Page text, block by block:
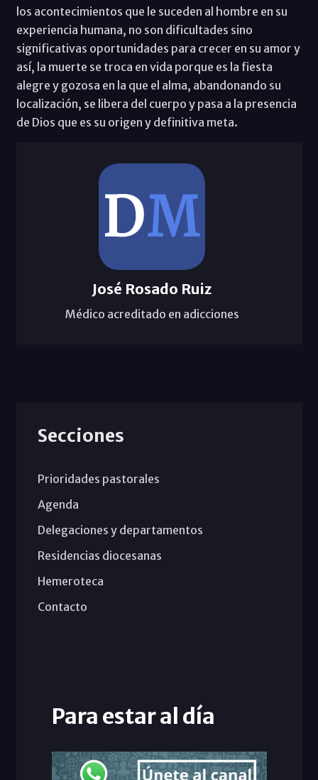
los acontecimientos que le suceden al hombre en su
experiencia humana, no son dificultades sino
significativas oportunidades para crecer en su amor y
así, la muerte se troca en vida porque es la fiesta
alegre y gozosa en la que el alma, abandonando su
localización, se libera del cuerpo y pasa a la presencia
de Dios que es su origen y definitiva meta.
José Rosado Ruiz
Médico acreditado en adicciones
Secciones
Prioridades pastorales
Agenda
Delegaciones y departamentos
Residencias diocesanas
Hemeroteca
Contacto
Para estar al día